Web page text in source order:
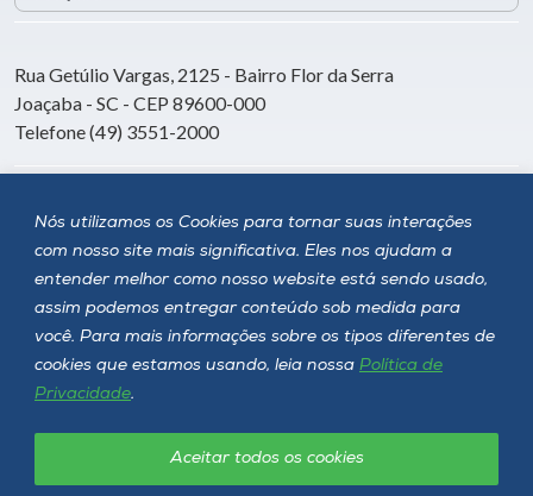
Nós utilizamos os Cookies para tornar suas interações
com nosso site mais significativa. Eles nos ajudam a
entender melhor como nosso website está sendo usado,
assim podemos entregar conteúdo sob medida para
você. Para mais informações sobre os tipos diferentes de
cookies que estamos usando, leia nossa Política de
Privacidade.
Aceitar todos os cookies
Rua Getúlio Vargas, 2125 - Bairro Flor da Serra
Joaçaba - SC - CEP 89600-000
Telefone (49) 3551-2000
Siga a Unoesc
Política de privacidade LGPD